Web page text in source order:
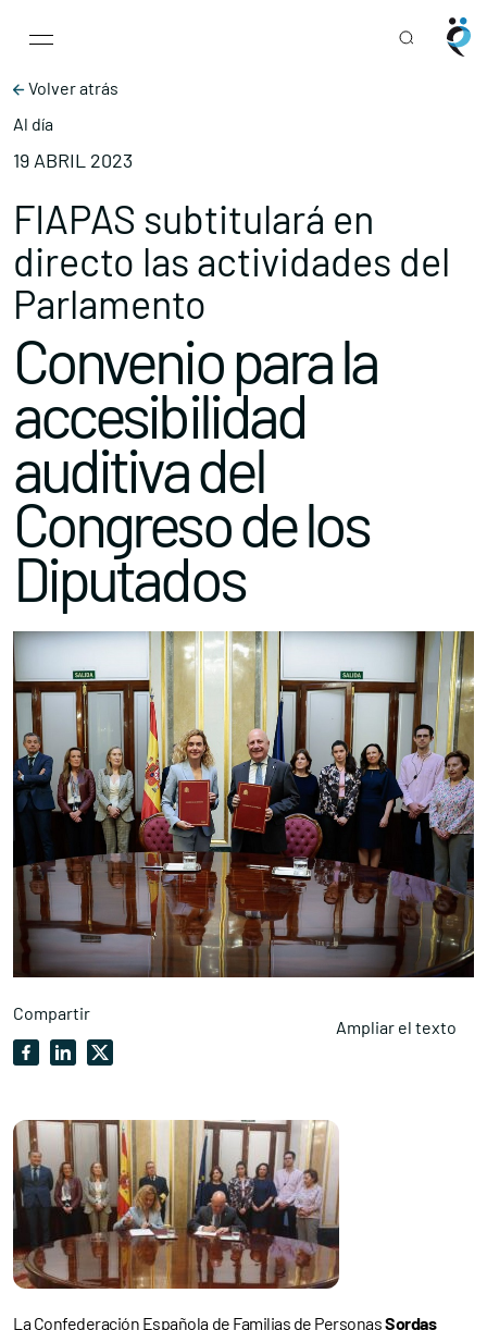
Main Navigation
Volver atrás
Al día
19 ABRIL 2023
FIAPAS subtitulará en
directo las actividades del
Parlamento
Convenio para la
accesibilidad
auditiva del
Congreso de los
Diputados
Compartir
Ampliar el texto
LaConfederación Española de Familias de PersonasSordas